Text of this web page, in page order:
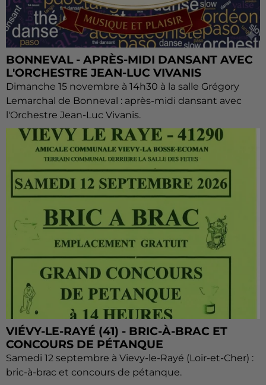
BONNEVAL - APRÈS-MIDI DANSANT AVEC
L'ORCHESTRE JEAN-LUC VIVANIS
Dimanche 15 novembre à 14h30 à la salle Grégory
Lemarchal de Bonneval : après-midi dansant avec
l'Orchestre Jean-Luc Vivanis.
VIÉVY-LE-RAYÉ (41) - BRIC-À-BRAC ET
CONCOURS DE PÉTANQUE
Samedi 12 septembre à Vievy-le-Rayé (Loir-et-Cher) :
bric-à-brac et concours de pétanque.